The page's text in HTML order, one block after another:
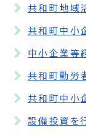
共和町地域
共和町中小
共和町勤労
共和町中小